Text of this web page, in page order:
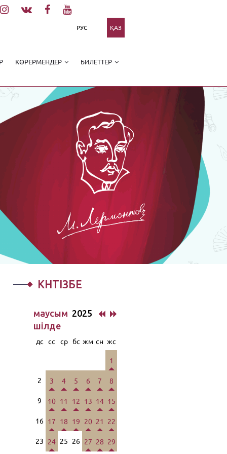
РУС ҚАЗ
КӨРЕРМЕНДЕР БИЛЕТТЕР
КҮНТІЗБЕ
маусым 2025
шiлде
дс сс ср бс жм сн жс
1
2 3 4 5 6 7 8
9 10 11 12 13 14 15
16 17 18 19 20 21 22
23 24 25 26 27 28 29